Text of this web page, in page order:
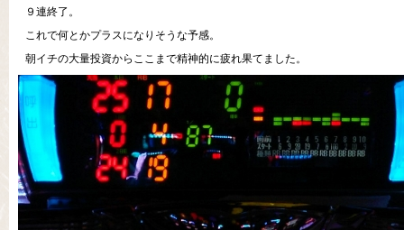
９連終了。
これで何とかプラスになりそうな予感。
朝イチの大量投資からここまで精神的に疲れ果てました。